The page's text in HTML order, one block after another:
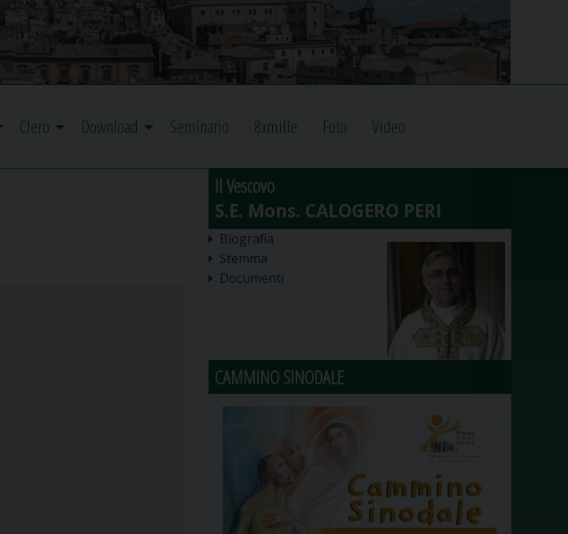
Clero Download Seminario 8xmille Foto Video
Il Vescovo
Biografia
Stemma
Documenti
CAMMINO SINODALE